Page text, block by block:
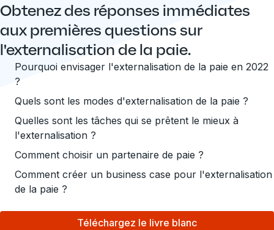
Obtenez des réponses immédiates
aux premières questions sur
l'externalisation de la paie.
Pourquoi envisager l'externalisation de la paie en 2022
?
Quels sont les modes d'externalisation de la paie ?
Quelles sont les tâches qui se prêtent le mieux à
l'externalisation ?
Comment choisir un partenaire de paie ?
Comment créer un business case pour l'externalisation
de la paie ?
Téléchargez le livre blanc